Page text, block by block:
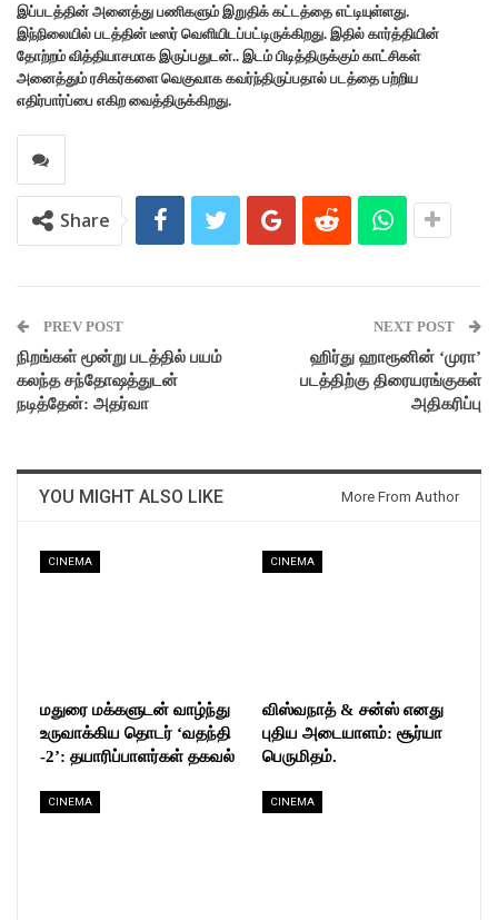
இப்படத்தின் அனைத்து பணிகளும் இறுதிக் கட்டத்தை எட்டியுள்ளது.
இந்நிலையில் படத்தின் டீஸர் வெளியிடப்பட்டிருக்கிறது. இதில் கார்த்தியின்
தோற்றம் வித்தியாசமாக இருப்பதுடன்.. இடம் பிடித்திருக்கும் காட்சிகள்
அனைத்தும் ரசிகர்களை வெகுவாக கவர்ந்திருப்பதால் படத்தை பற்றிய
எதிர்பார்ப்பை எகிற வைத்திருக்கிறது.
Share
PREV POST
நிறங்கள் மூன்று படத்தில் பயம்
கலந்த சந்தோஷத்துடன்
நடித்தேன்: அதர்வா
NEXT POST
ஹிர்து ஹாரூனின் ‘முரா’
படத்திற்கு திரையரங்குகள்
அதிகரிப்பு
YOU MIGHT ALSO LIKE More From Author
CINEMA
மதுரை மக்களுடன் வாழ்ந்து
உருவாக்கிய தொடர் ‘வதந்தி
-2’: தயாரிப்பாளர்கள் தகவல்
CINEMA
விஸ்வநாத் & சன்ஸ் எனது
புதிய அடையாளம்: சூர்யா
பெருமிதம்.
CINEMA CINEMA